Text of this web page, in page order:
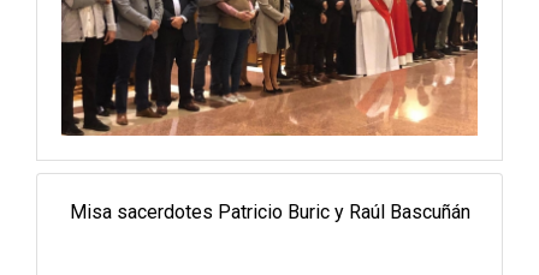
Misa sacerdotes Patricio Buric y Raúl Bascuñán